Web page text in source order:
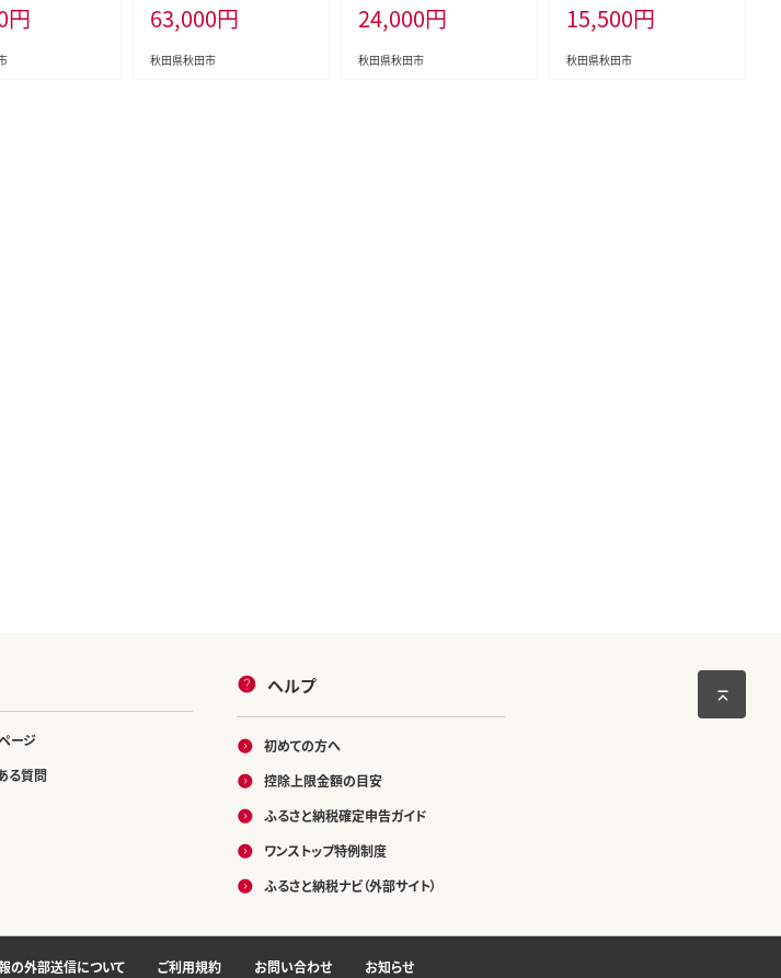
付〉4ロール(ダ
ック 最短翌日
ティ フラワーパ
円
倍長持ち〈香り付〉8ロール
(ダブル)×8パック 新生活
[トイレットペーパー 定期
63,000円
秋田県秋田市
日発送 [クリネックス 長持ち
ロール トイレットペーパー
日本製紙クレシア 新生活]
24,000円
秋田県秋田市
[ティッシュ スコッティ(SCO
TTIE) スコッティティシュー]
15,500円
秋田県秋田市
ージ
る質問
ヘルプ
初めての方へ
控除上限金額の目安
ふるさと納税確定申告ガイド
ワンストップ特例制度
ふるさと納税ナビ（外部サイト）
の外部送信について ご利用規約 お問い合わせ お知らせ